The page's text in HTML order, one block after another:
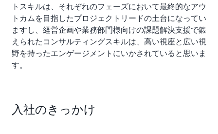
トスキルは、それぞれのフェーズにおいて最終的なアウ
トカムを目指したプロジェクトリードの土台になってい
ますし、経営企画や業務部門様向けの課題解決支援で鍛
えられたコンサルティングスキルは、高い視座と広い視
野を持ったエンゲージメントにいかされていると思いま
す。
入社のきっかけ